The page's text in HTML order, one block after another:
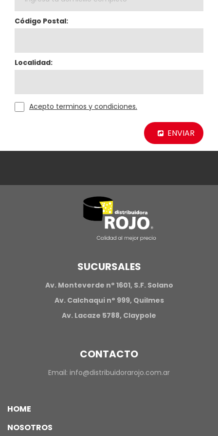
Código Postal:
Localidad:
Acepto terminos y condiciones.
ENVIAR
SUCURSALES
Av. Monteverde n° 1601, S.F. Solano
Av. Calchaqui n° 999, Quilmes
Av. Lacaze 5788, Claypole
CONTACTO
Email: info@distribuidorarojo.com.ar
HOME
NOSOTROS